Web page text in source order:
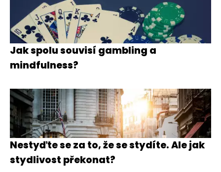
Jak spolu souvisí gambling a
mindfulness?
Nestyďte se za to, že se stydíte. Ale jak
stydlivost překonat?